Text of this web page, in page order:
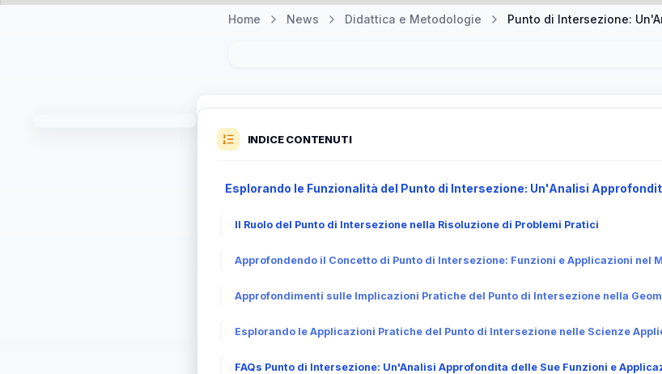
Home News Didattica e Metodologie Punto di Intersezione:
INDICE CONTENUTI
Esplorando le Funzionalità del Punto di Intersezione: Un'Analisi
Il Ruolo del Punto di Intersezione nella Risoluzione di Problemi Pratici
Approfondendo il Concetto di Punto di Intersezione: Funzioni e Applicazioni nel
Approfondimenti sulle Implicazioni Pratiche del Punto di Intersezione nella
Esplorando le Applicazioni Pratiche del Punto di Intersezione nelle Scienze
FAQs Punto di Intersezione: Un'Analisi Approfondita delle Sue Funzioni e